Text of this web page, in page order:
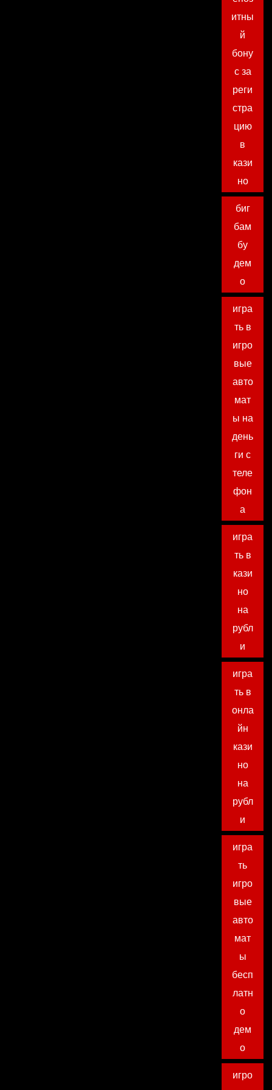
итны
й
бону
с за
реги
стра
цию
в
кази
но
биг
бам
бу
дем
о
игра
ть в
игро
вые
авто
мат
ы на
день
ги с
теле
фон
а
игра
ть в
кази
но
на
рубл
и
игра
ть в
онла
йн
кази
но
на
рубл
и
игра
ть
игро
вые
авто
мат
ы
бесп
латн
о
дем
о
игро